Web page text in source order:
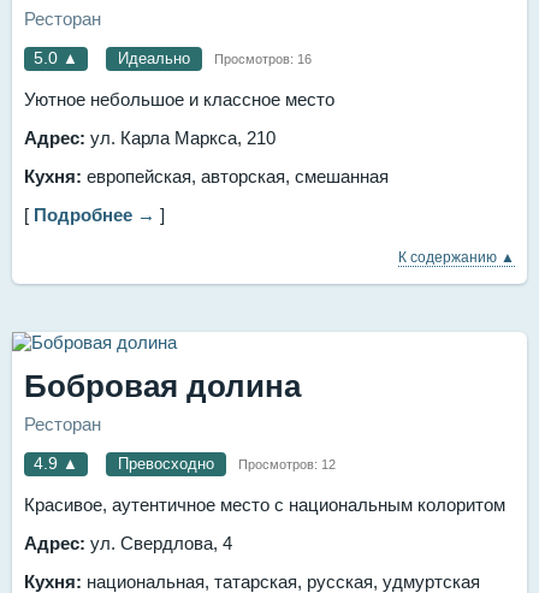
Ресторан
5.0 ▲ Идеально Просмотров: 16
Уютное небольшое и классное место
Адрес: ул. Карла Маркса, 210
Кухня: европейская, авторская, смешанная
[ Подробнее → ]
К содержанию ▲
Бобровая долина
Ресторан
4.9 ▲ Превосходно Просмотров: 12
Красивое, аутентичное место с национальным колоритом
Адрес: ул. Свердлова, 4
Кухня: национальная, ​татарская, русская, ​удмуртская